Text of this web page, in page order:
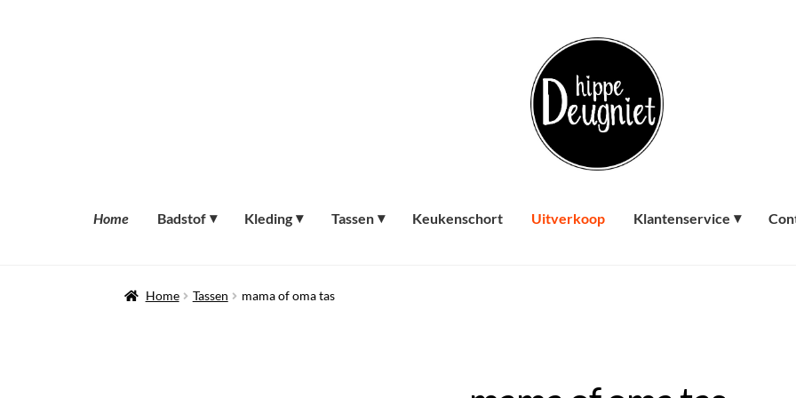
Home Badstof Kleding Tassen Keukenschort Uitverkoop Klantenservice
Home Tassen mama of oma tas